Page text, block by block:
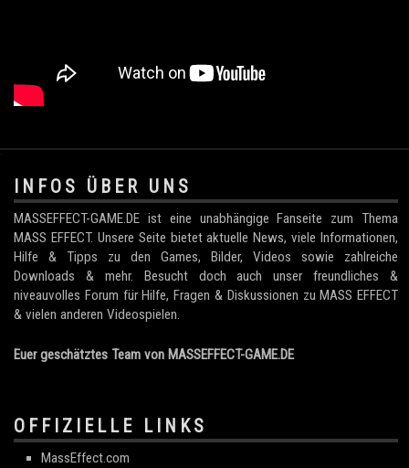
.
INFOS ÜBER UNS
MASSEFFECT-GAME.DE ist eine unabhängige Fanseite zum Thema
MASS EFFECT. Unsere Seite bietet aktuelle News, viele Informationen,
Hilfe & Tipps zu den Games, Bilder, Videos sowie zahlreiche
Downloads & mehr. Besucht doch auch unser freundliches &
niveauvolles Forum für Hilfe, Fragen & Diskussionen zu MASS EFFECT
& vielen anderen Videospielen.
Euer geschätztes Team von MASSEFFECT-GAME.DE
OFFIZIELLE LINKS
MassEffect.com